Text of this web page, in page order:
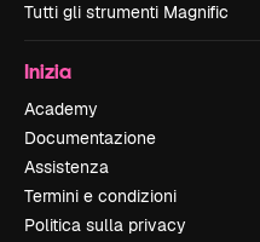
Tutti gli strumenti Magnific
Inizia
Academy
Documentazione
Assistenza
Termini e condizioni
Politica sulla privacy